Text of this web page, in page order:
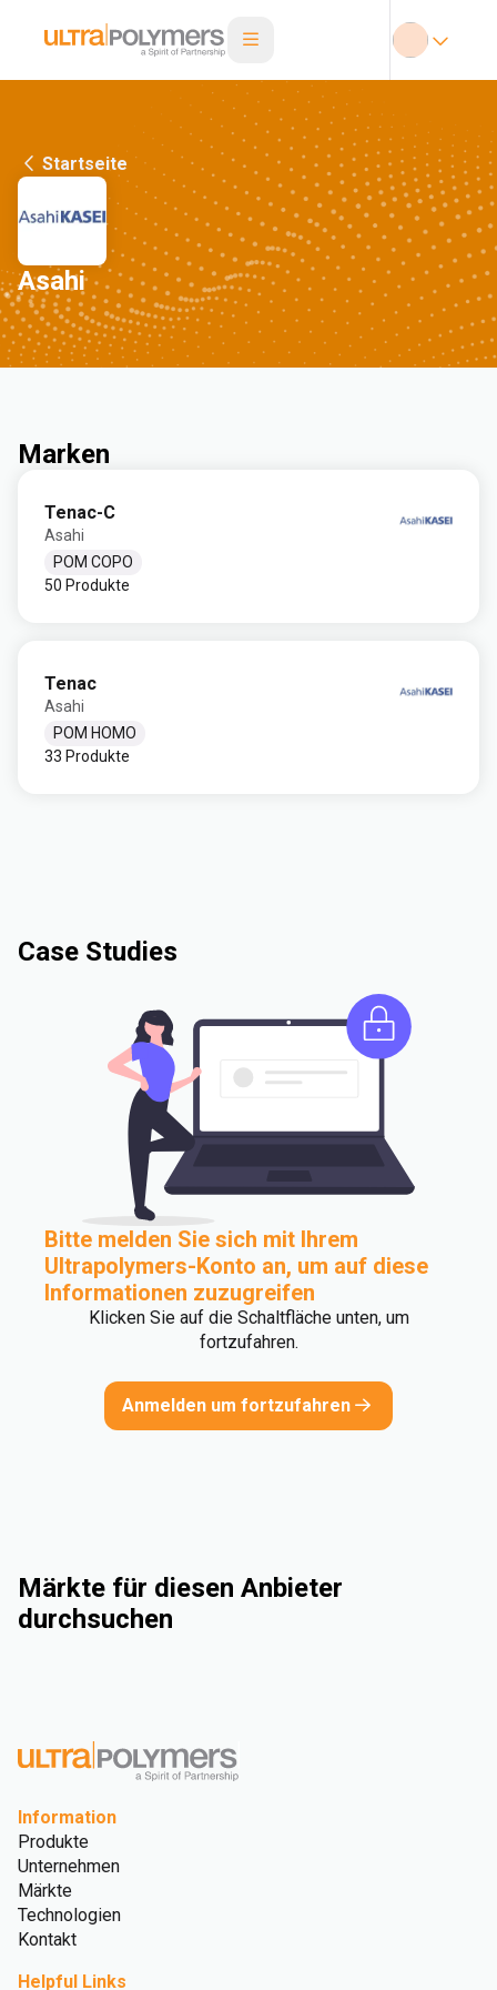
Startseite
Asahi
Marken
Tenac-C
Asahi
POM COPO
50 Produkte
Tenac
Asahi
POM HOMO
33 Produkte
Case Studies
Bitte melden Sie sich mit Ihrem
Ultrapolymers-Konto an, um auf diese
Informationen zuzugreifen
Klicken Sie auf die Schaltfläche unten, um
fortzufahren.
Anmelden um fortzufahren
Märkte für diesen Anbieter
durchsuchen
Information
Produkte
Unternehmen
Märkte
Technologien
Kontakt
Helpful Links